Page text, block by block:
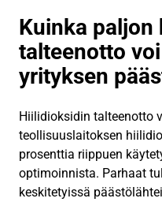
Kuinka
talteenotto
yrityksen
Hiilidioksidin talteenotto
teollisuuslaitoksen
prosenttia riippuen
optimoinnista. Parhaat
keskitetyissä